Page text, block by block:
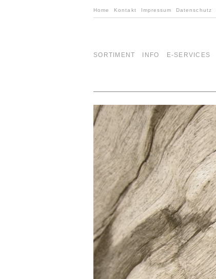
Home Kontakt Impressum Datenschutz
SORTIMENT INFO E-SERVICES